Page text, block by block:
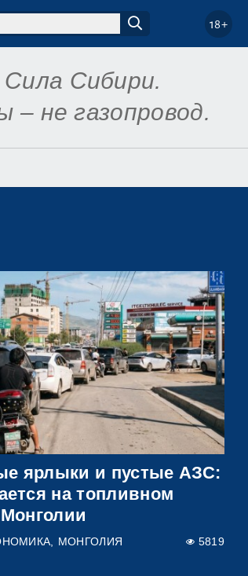
18+
Сила Сибири.
– не газопровод.
ярлыки и пустые АЗС:
на топливном
МОНГОЛИЯ 5819